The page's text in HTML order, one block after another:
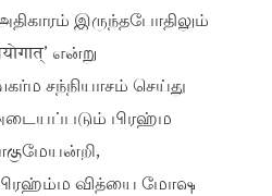
இருந்தபோதிலும்
என்று
சந்நியாசம் செய்து
பிரஹ்ம
பிரஹ்ம்ம வித்யை மோஷ